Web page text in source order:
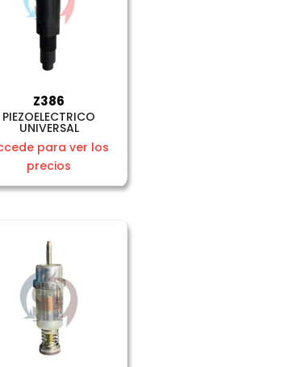
Z386
PIEZOELECTRICO
UNIVERSAL
para ver los
precios